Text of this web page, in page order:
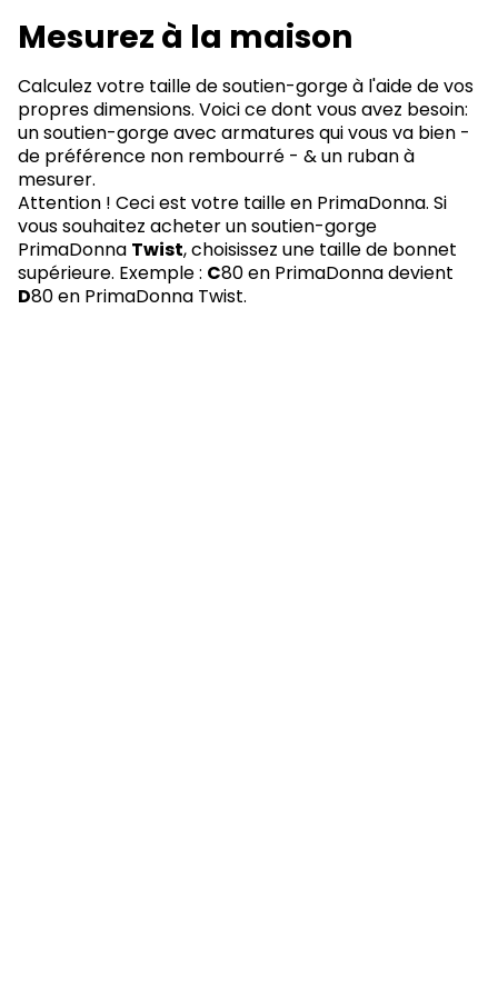
Mesurez à la maison
Calculez votre taille de soutien-gorge à l'aide de vos
propres dimensions. Voici ce dont vous avez besoin:
un soutien-gorge avec armatures qui vous va bien -
de préférence non rembourré - & un ruban à
mesurer.
Attention ! Ceci est votre taille en PrimaDonna. Si
vous souhaitez acheter un soutien-gorge
PrimaDonna Twist, choisissez une taille de bonnet
supérieure. Exemple : C80 en PrimaDonna devient
D80 en PrimaDonna Twist.